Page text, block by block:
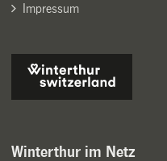
Impressum
Winterthur im Netz